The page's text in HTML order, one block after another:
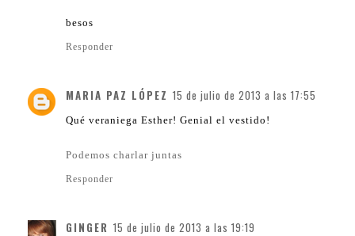
besos
Responder
MARIA PAZ LÓPEZ 15 de julio de 2013 a las 17:55
Qué veraniega Esther! Genial el vestido!
Podemos charlar juntas
Responder
GINGER 15 de julio de 2013 a las 19:19